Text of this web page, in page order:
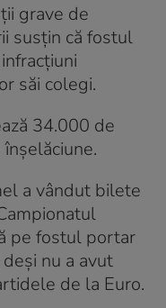
grave de
susțin că fostul
săi colegi.
34.000 de
a vândut bilete
pe fostul portar
nu a avut
de la Euro.